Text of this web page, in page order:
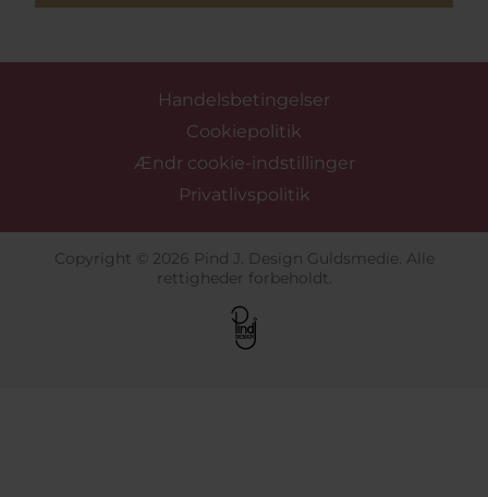
Handelsbetingelser
Cookiepolitik
Ændr cookie-indstillinger
Privatlivspolitik
Copyright © 2026 Pind J. Design Guldsmedie. Alle
rettigheder forbeholdt.